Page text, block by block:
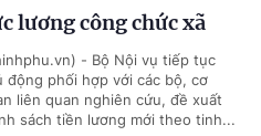
lương công chức xã
- Bộ Nội vụ tiếp tục
động phối hợp với các bộ, cơ
liên quan nghiên cứu, đề xuất
sách tiền lương mới theo tinh...